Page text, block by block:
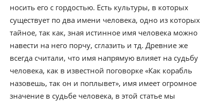
носить его с гордостью. Есть культуры, в которых
существует по два имени человека, одно из которых
тайное, так как, зная истинное имя человека можно
навести на него порчу, сглазить и тд. Древние же
всегда считали, что имя напрямую влияет на судьбу
человека, как в известной поговорке «Как корабль
назовешь, так он и поплывет», имя имеет огромное
значение в судьбе человека, в этой статье мы